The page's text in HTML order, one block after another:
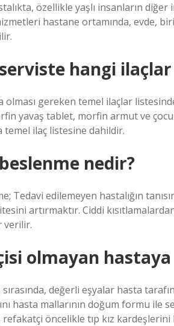
özellikle yaşlı insanların
hastane ortamında, evde,
hangi ilaçlar
olması gereken temel ilaçlar
yavaş tablet, morfin armut ve
temel ilaç listesine dahildir.
nedir?
Tedavi edilemeyen hastalığın
artırmaktır. Ciddi
verilir.
olmayan
sırasında, değerli eşyalar hasta
hasta mallarının doğum formu ile
öncelikle tıp kız